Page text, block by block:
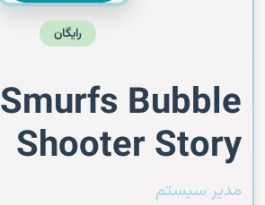
رایگان
Smurfs Bubble
Shooter Story
مدیر سیستم